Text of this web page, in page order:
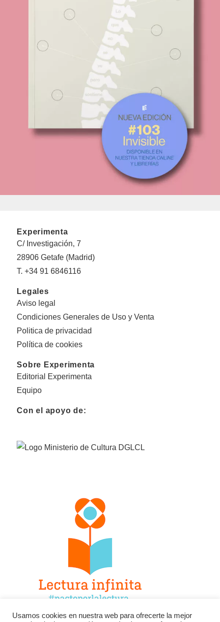
Experimenta
C/ Investigación, 7
28906 Getafe (Madrid)
T. +34 91 6846116
Legales
Aviso legal
Condiciones Generales de Uso y Venta
Politica de privacidad
Política de cookies
Sobre Experimenta
Editorial Experimenta
Equipo
Con el apoyo de:
Usamos cookies en nuestra web para ofrecerte la mejor